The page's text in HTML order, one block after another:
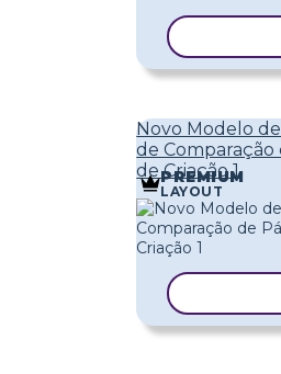
Novo Modelo
de Comparação
de Criação 1
PREMIUM
LAYOUT